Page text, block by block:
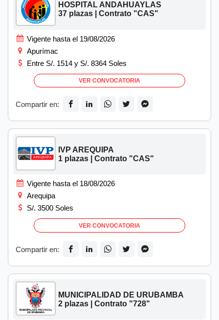
HOSPITAL ANDAHUAYLAS
37 plazas | Contrato "CAS"
Vigente hasta el 19/08/2026
Apurímac
Entre S/. 1514 y S/. 8364 Soles
VER CONVOCATORIA
Compartir en:
IVP AREQUIPA
1 plazas | Contrato "CAS"
Vigente hasta el 18/08/2026
Arequipa
S/. 3500 Soles
VER CONVOCATORIA
Compartir en:
MUNICIPALIDAD DE URUBAMBA
2 plazas | Contrato "728"